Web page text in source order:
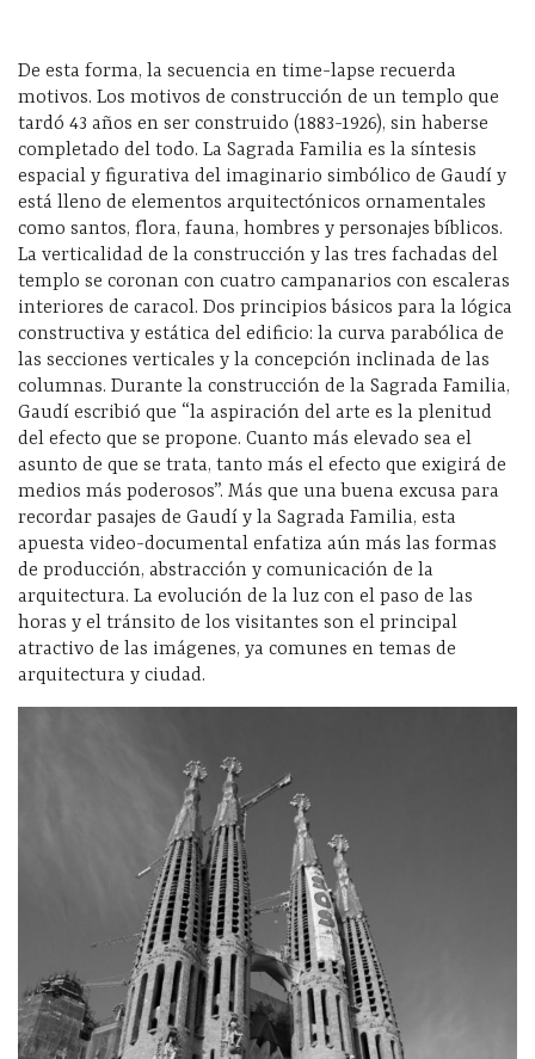
De esta forma, la secuencia en time-lapse recuerda
motivos. Los motivos de construcción de un templo que
tardó 43 años en ser construido (1883-1926), sin haberse
completado del todo. La Sagrada Familia es la síntesis
espacial y figurativa del imaginario simbólico de Gaudí y
está lleno de elementos arquitectónicos ornamentales
como santos, flora, fauna, hombres y personajes bíblicos.
La verticalidad de la construcción y las tres fachadas del
templo se coronan con cuatro campanarios con escaleras
interiores de caracol. Dos principios básicos para la lógica
constructiva y estática del edificio: la curva parabólica de
las secciones verticales y la concepción inclinada de las
columnas. Durante la construcción de la Sagrada Familia,
Gaudí escribió que “la aspiración del arte es la plenitud
del efecto que se propone. Cuanto más elevado sea el
asunto de que se trata, tanto más el efecto que exigirá de
medios más poderosos”. Más que una buena excusa para
recordar pasajes de Gaudí y la Sagrada Familia, esta
apuesta video-documental enfatiza aún más las formas
de producción, abstracción y comunicación de la
arquitectura. La evolución de la luz con el paso de las
horas y el tránsito de los visitantes son el principal
atractivo de las imágenes, ya comunes en temas de
arquitectura y ciudad.